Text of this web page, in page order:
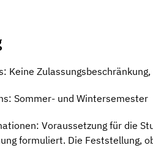
Keine Zulassungsbeschränkung,
Sommer- und Wintersemester
Voraussetzung für die
formuliert. Die Feststellung,